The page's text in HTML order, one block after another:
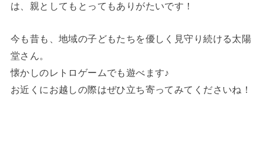
は、親としてもとってもありがたいです！
今も昔も、地域の子どもたちを優しく見守り続ける太陽
堂さん。
懐かしのレトロゲームでも遊べます♪
お近くにお越しの際はぜひ立ち寄ってみてくださいね！